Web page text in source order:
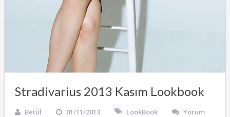
Stradivarius 2013 Kasım Lookbook
Betül 01/11/2013 LookBook
Yorum